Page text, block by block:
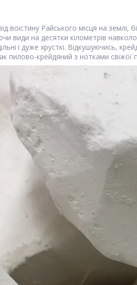
воістину Райського місця на
види на десятки кілометрів
і дуже хрусткі. Відкушуючись,
пилово-крейдяний з нотками свіжої